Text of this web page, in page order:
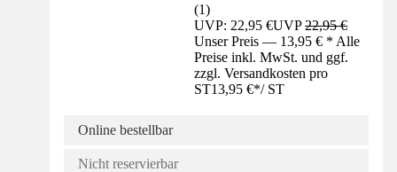
(1)
UVP: 22,95 €UVP22,95 €
Unser Preis — 13,95 € * Alle
Preise inkl. MwSt. und ggf.
zzgl. Versandkosten pro
ST13,95 €*/ ST
Online bestellbar
Nicht reservierbar